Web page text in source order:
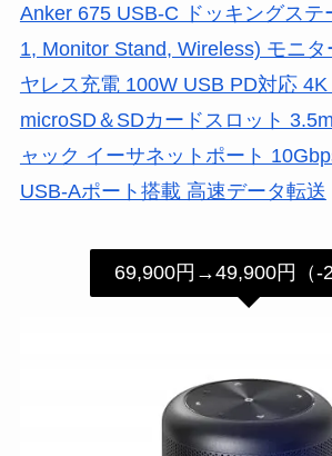
Anker 675 USB-C ドッキングステ
1, Monitor Stand, Wireless) モニタ
ヤレス充電 100W USB PD対応 4K
microSD＆SDカードスロット
ャック イーサネットポート
USB-Aポート搭載 高速データ転送
69,900円→49,900円（-